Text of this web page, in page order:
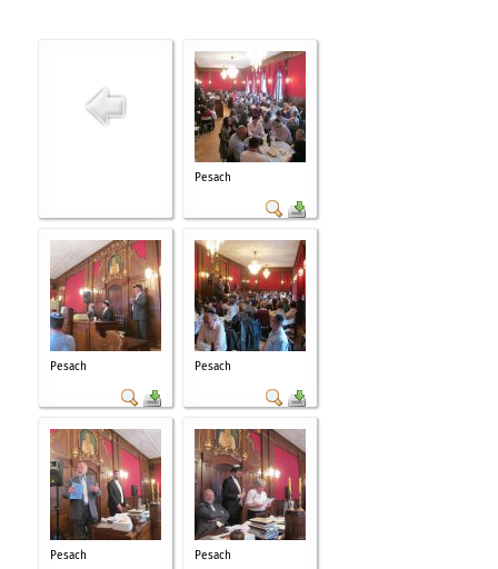
Pesach
Pesach Pesach
Pesach Pesach